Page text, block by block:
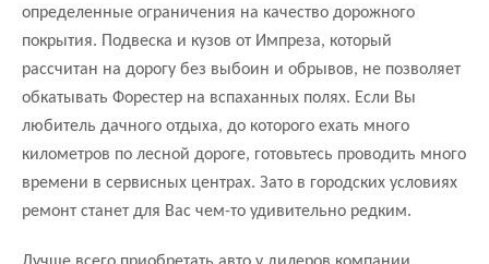
определенные ограничения на качество дорожного
покрытия. Подвеска и кузов от Импреза, который
рассчитан на дорогу без выбоин и обрывов, не позволяет
обкатывать Форестер на вспаханных полях. Если Вы
любитель дачного отдыха, до которого ехать много
километров по лесной дороге, готовьтесь проводить много
времени в сервисных центрах. Зато в городских условиях
ремонт станет для Вас чем-то удивительно редким.